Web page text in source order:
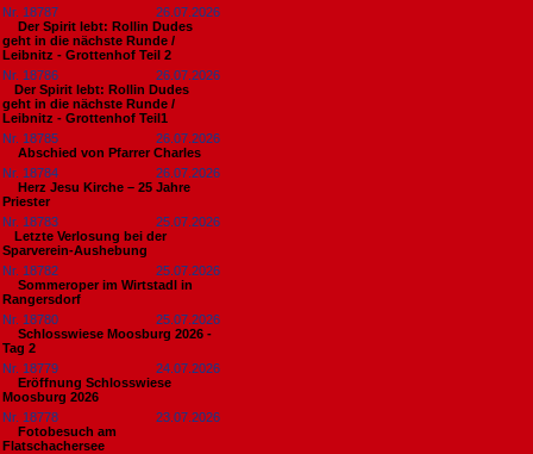
Nr. 18787
26.07.2026
Der Spirit lebt: Rollin Dudes
geht in die nächste Runde /
Leibnitz - Grottenhof Teil 2
Nr. 18786
26.07.2026
​Der Spirit lebt: Rollin Dudes
geht in die nächste Runde /
Leibnitz - Grottenhof Teil1
Nr. 18785
26.07.2026
Abschied von Pfarrer Charles
Nr. 18784
26.07.2026
Herz Jesu Kirche – 25 Jahre
Priester
Nr. 18783
25.07.2026
​Letzte Verlosung bei der
Sparverein-Aushebung
Nr. 18782
25.07.2026
Sommeroper im Wirtstadl in
Rangersdorf
Nr. 18780
25.07.2026
Schlosswiese Moosburg 2026 -
Tag 2
Nr. 18779
24.07.2026
Eröffnung Schlosswiese
Moosburg 2026
Nr. 18778
23.07.2026
Fotobesuch am
Flatschachersee